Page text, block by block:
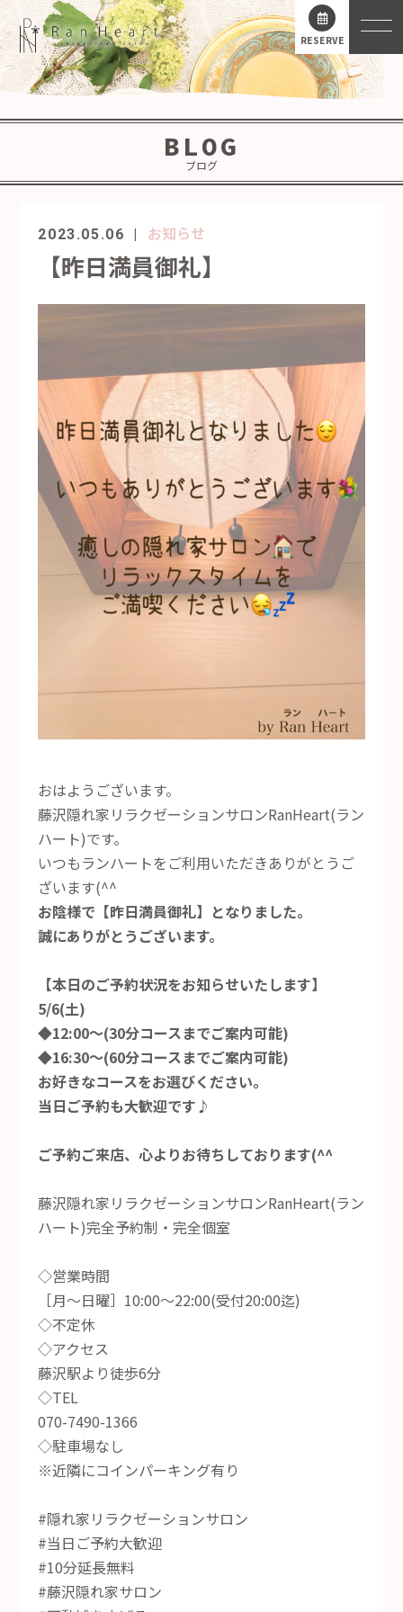
RESERVE
BLOG
ブログ
2023.05.06 お知らせ
【昨日満員御礼】
おはようございます。
藤沢隠れ家リラクゼーションサロンRanHeart(ラン
ハート)です。
いつもランハートをご利用いただきありがとうご
ざいます(^^
お陰様で【昨日満員御礼】となりました。
誠にありがとうございます。
【本日のご予約状況をお知らせいたします】
5/6(土)
◆12:00～(30分コースまでご案内可能)
◆16:30～(60分コースまでご案内可能)
お好きなコースをお選びください。
当日ご予約も大歓迎です♪
ご予約ご来店、心よりお待ちしております(^^
藤沢隠れ家リラクゼーションサロンRanHeart(ラン
ハート)完全予約制・完全個室
◇営業時間
［月～日曜］10:00～22:00(受付20:00迄)
◇不定休
◇アクセス
藤沢駅より徒歩6分
◇TEL
070-7490-1366
◇駐車場なし
※近隣にコインパーキング有り
#隠れ家リラクゼーションサロン
#当日ご予約大歓迎
#10分延長無料
#藤沢隠れ家サロン